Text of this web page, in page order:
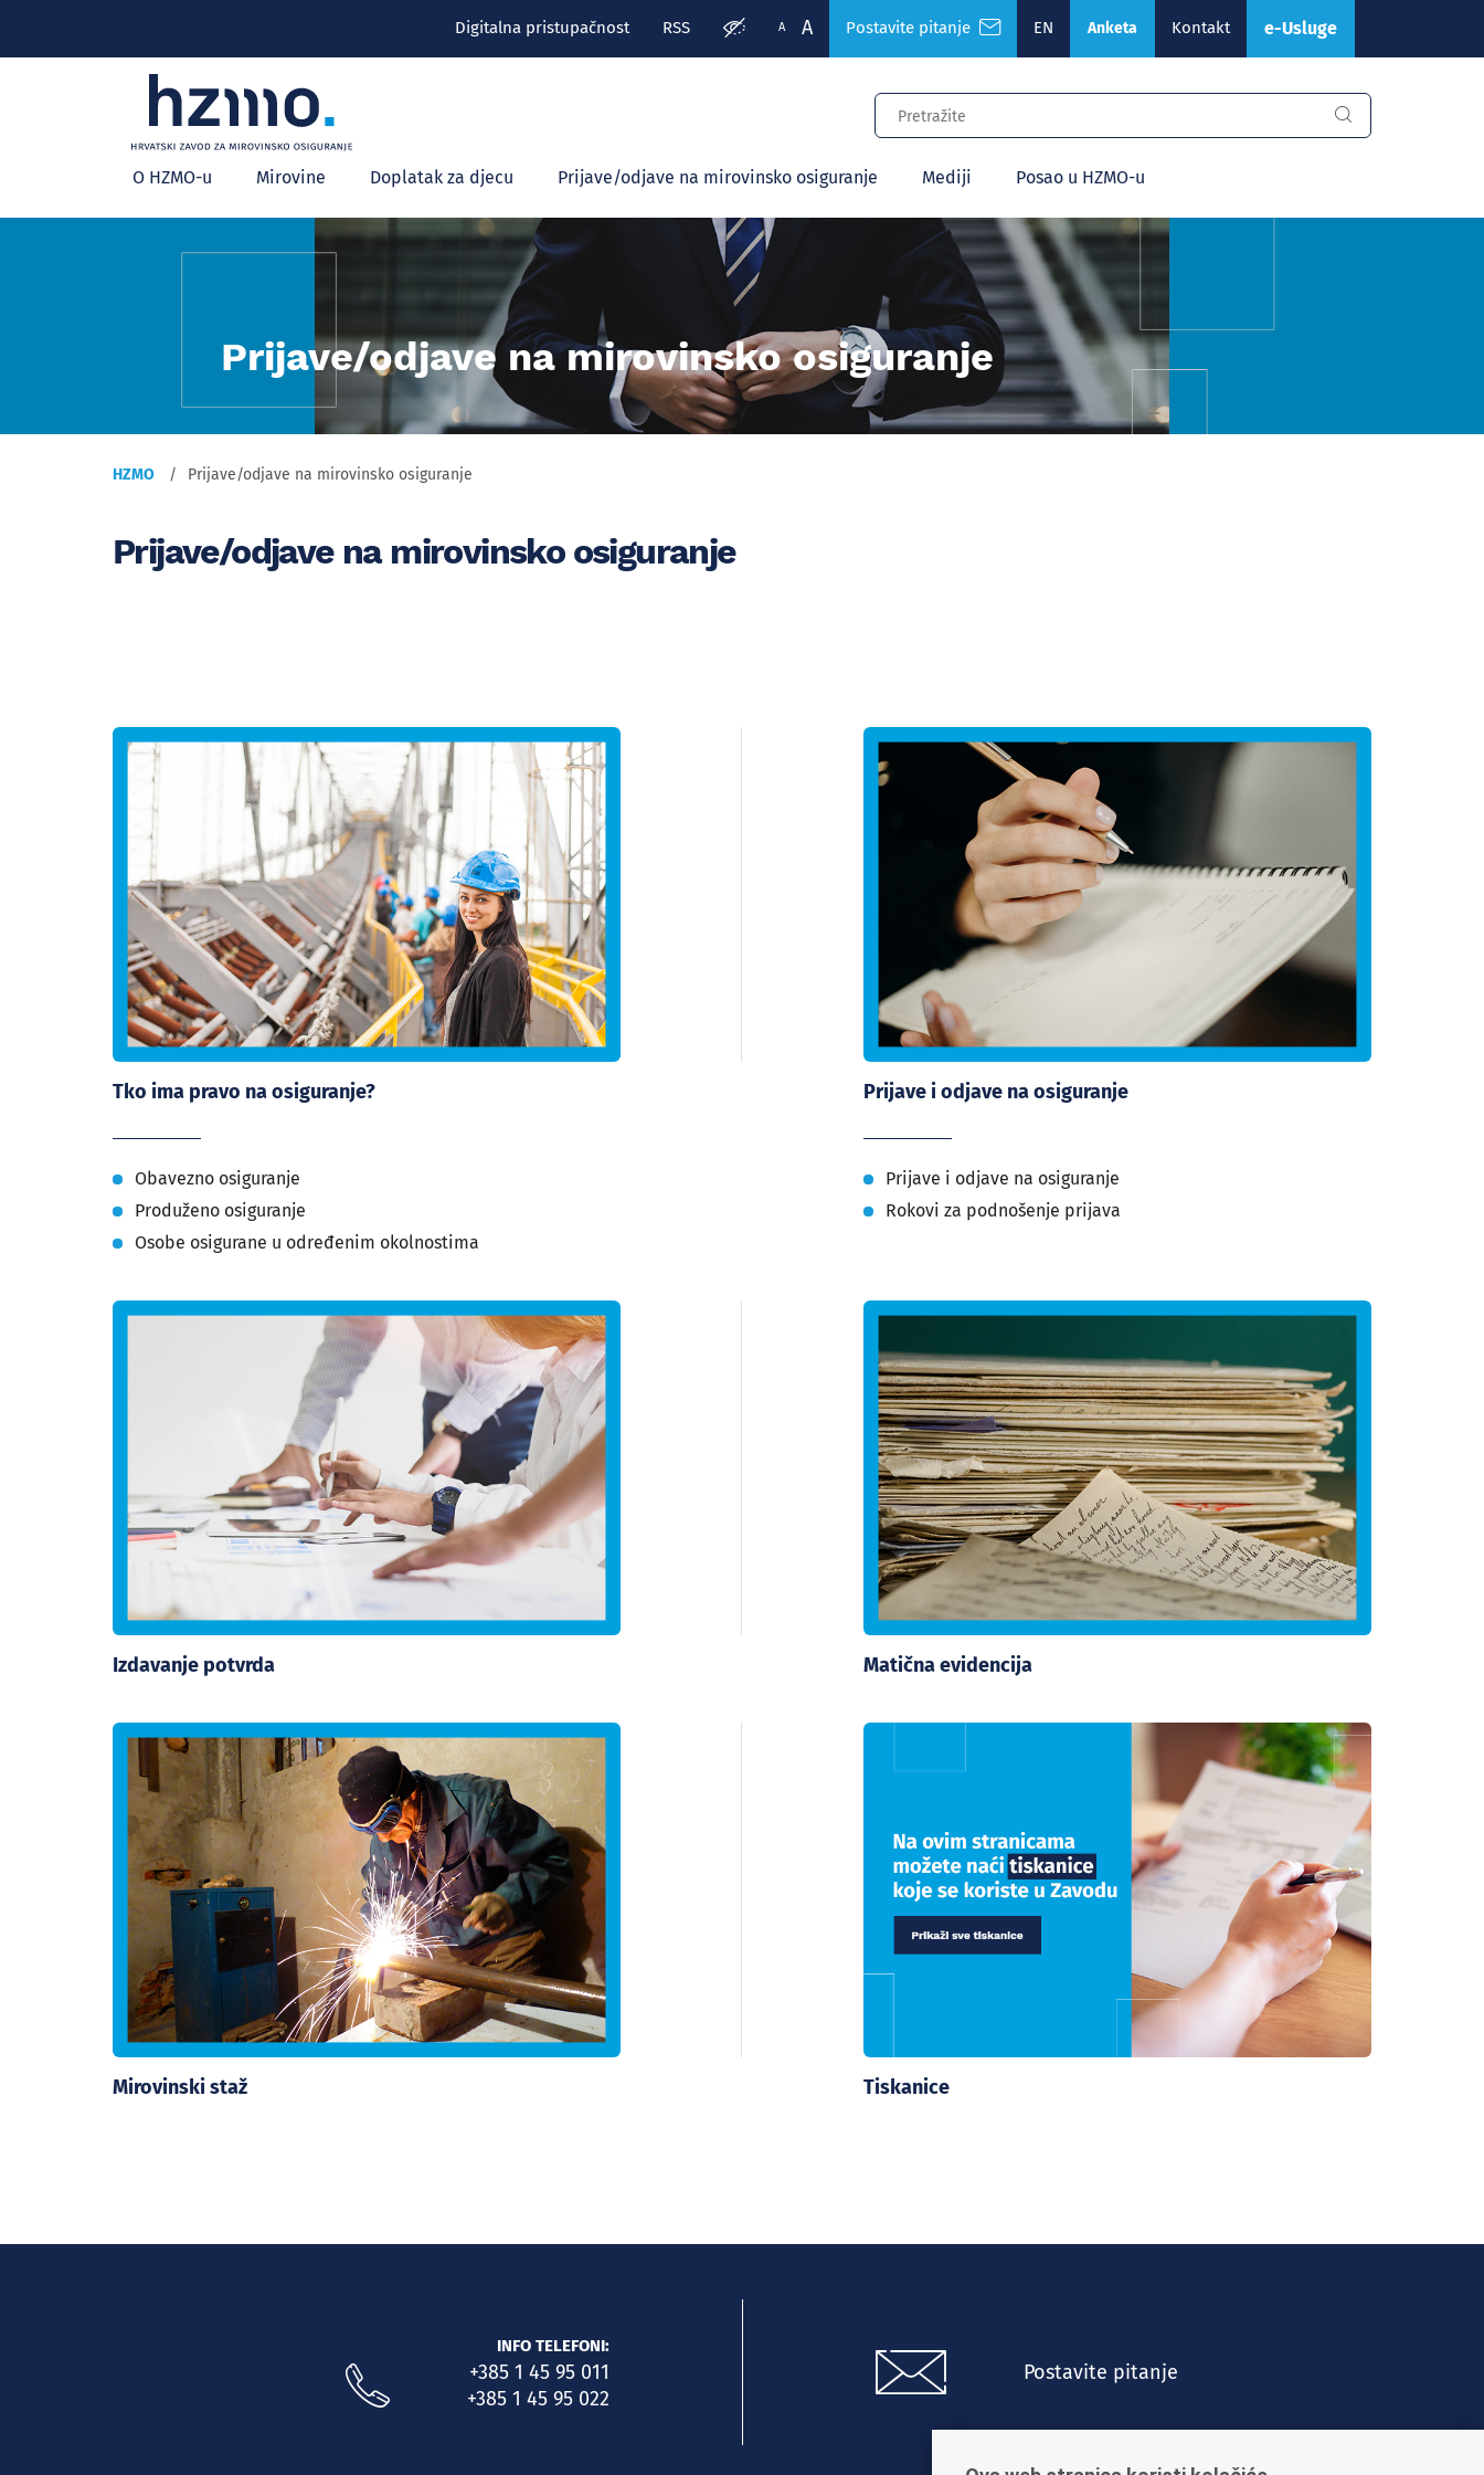
Digitalna pristupačnost RSS A A Postavite pitanje EN Anketa Kontakt e-Usluge
Glavni
izbornik
O HZMO-u Mirovine Doplatak za djecu Prijave/odjave na mirovinsko osiguranje Mediji Posao u HZMO-u
Prijave/odjave na mirovinsko osiguranje
HZMO Prijave/odjave na mirovinsko osiguranje
Prijave/odjave na mirovinsko osiguranje
Tko ima pravo na osiguranje?
Obavezno osiguranje
Produženo osiguranje
Osobe osigurane u određenim okolnostima
Prijave i odjave na osiguranje
Prijave i odjave na osiguranje
Rokovi za podnošenje prijava
Izdavanje potvrda Matična evidencija
Mirovinski staž Tiskanice
INFO TELEFONI:
+385 1 45 95 011
+385 1 45 95 022
Postavite pitanje